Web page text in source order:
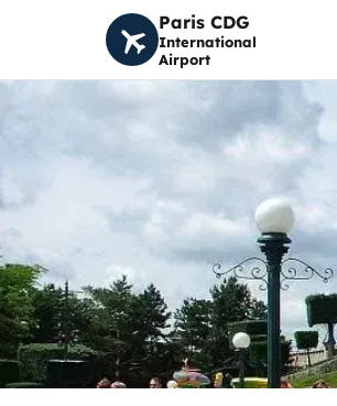
Paris CDG
International
Airport